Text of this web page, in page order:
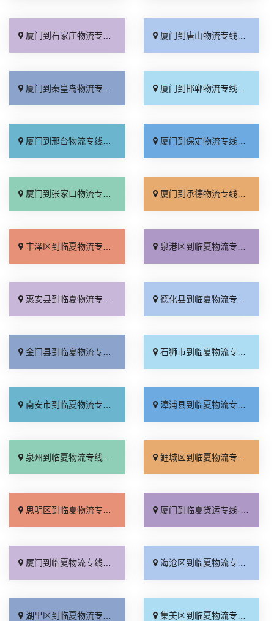
厦门到石家庄物流专线_准时准点「多少公里」 厦门到唐山物流专线_全境派送「收费介绍」
厦门到秦皇岛物流专线_高效运输「运保时效」 厦门到邯郸物流专线_物流拼车「全境配送」
厦门到邢台物流专线_专业靠谱「上门提货」 厦门到保定物流专线_全程直达「高效运输」
厦门到张家口物流专线_全境派送「多久能到」 厦门到承德物流专线_专业调车「合理收费」
丰泽区到临夏物流专线_放心物流「准时准点」 泉港区到临夏物流专线_每日发车「诚信为先」
惠安县到临夏物流专线_限时必达「资质齐全」 德化县到临夏物流专线_天天发车「多少一吨」
金门县到临夏物流专线_多少一方「送货上门」 石狮市到临夏物流专线_全境派送「价格透明」
南安市到临夏物流专线_定点发车「价格透明」 漳浦县到临夏物流专线_定点发车「全程直达」
泉州到临夏物流专线_价位合理「专线直达」 鲤城区到临夏物流专线_多久能到「直达到站」
思明区到临夏物流专线_限时必达「运价实惠」 厦门到临夏货运专线-厦门到临夏物流公司_诚信为先「全境到达」
厦门到临夏物流专线_直达特快专线「限时必达」 海沧区到临夏物流专线_多少公里「专线直达」
湖里区到临夏物流专线_市县闪送「专线直达」 集美区到临夏物流专线_运费多少「要几天到」